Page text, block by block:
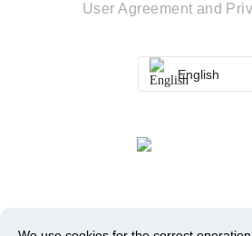
User Agreement and
English